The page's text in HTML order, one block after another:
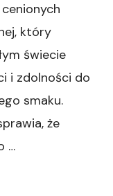
który
świecie
i zdolności do
smaku.
że
…